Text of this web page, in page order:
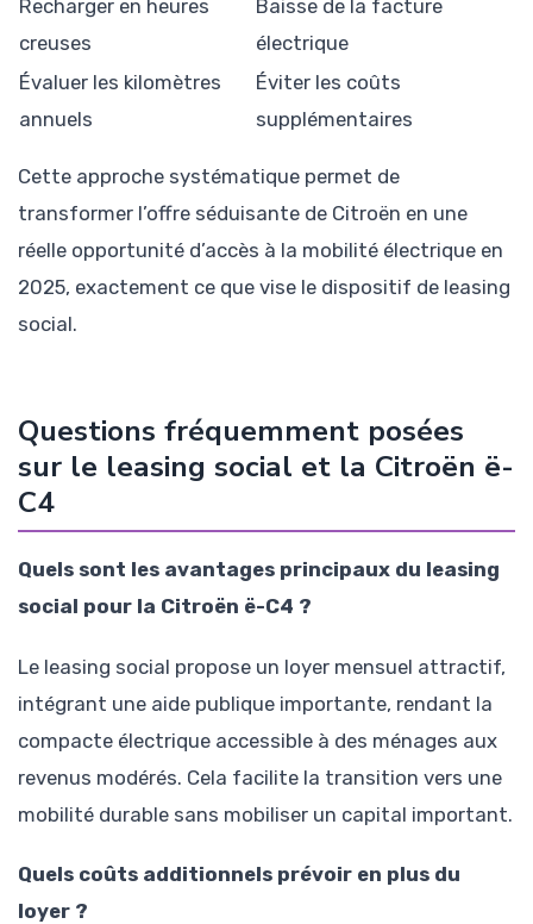
Recharger en heures
creuses
Baisse de la facture
électrique
Évaluer les kilomètres
annuels
Éviter les coûts
supplémentaires
Cette approche systématique permet de
transformer l’offre séduisante de Citroën en une
réelle opportunité d’accès à la mobilité électrique en
2025, exactement ce que vise le dispositif de leasing
social.
Questions fréquemment posées
sur le leasing social et la Citroën ë-
C4
Quels sont les avantages principaux du leasing
social pour la Citroën ë-C4 ?
Le leasing social propose un loyer mensuel attractif,
intégrant une aide publique importante, rendant la
compacte électrique accessible à des ménages aux
revenus modérés. Cela facilite la transition vers une
mobilité durable sans mobiliser un capital important.
Quels coûts additionnels prévoir en plus du
loyer ?